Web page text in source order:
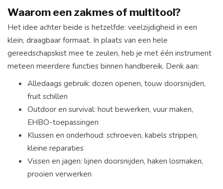
Waarom een zakmes of multitool?
Het idee achter beide is hetzelfde: veelzijdigheid in een
klein, draagbaar formaat. In plaats van een hele
gereedschapskist mee te zeulen, heb je met één instrument
meteen meerdere functies binnen handbereik. Denk aan:
Alledaags gebruik: dozen openen, touw doorsnijden,
fruit schillen
Outdoor en survival: hout bewerken, vuur maken,
EHBO-toepassingen
Klussen en onderhoud: schroeven, kabels strippen,
kleine reparaties
Vissen en jagen: lijnen doorsnijden, haken losmaken,
prooien verwerken